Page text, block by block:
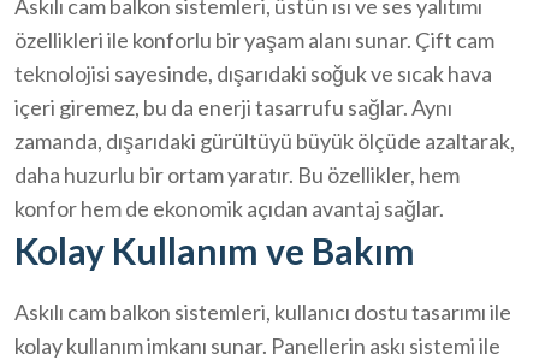
Askılı cam balkon sistemleri, üstün ısı ve ses yalıtımı
özellikleri ile konforlu bir yaşam alanı sunar. Çift cam
teknolojisi sayesinde, dışarıdaki soğuk ve sıcak hava
içeri giremez, bu da enerji tasarrufu sağlar. Aynı
zamanda, dışarıdaki gürültüyü büyük ölçüde azaltarak,
daha huzurlu bir ortam yaratır. Bu özellikler, hem
konfor hem de ekonomik açıdan avantaj sağlar.
Kolay Kullanım ve Bakım
Askılı cam balkon sistemleri, kullanıcı dostu tasarımı ile
kolay kullanım imkanı sunar. Panellerin askı sistemi ile